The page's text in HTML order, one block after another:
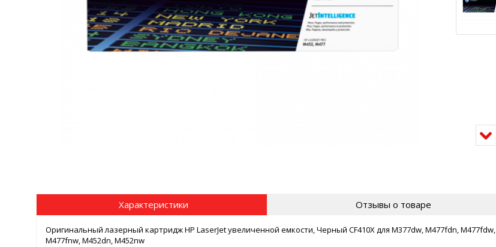
Характеристики Отзывы о товаре
Оригинальный лазерный картридж HP LaserJet увеличенной емкости, Черный CF410X для M377dw, M477fdn, M477fdw,
M477fnw, M452dn, M452nw